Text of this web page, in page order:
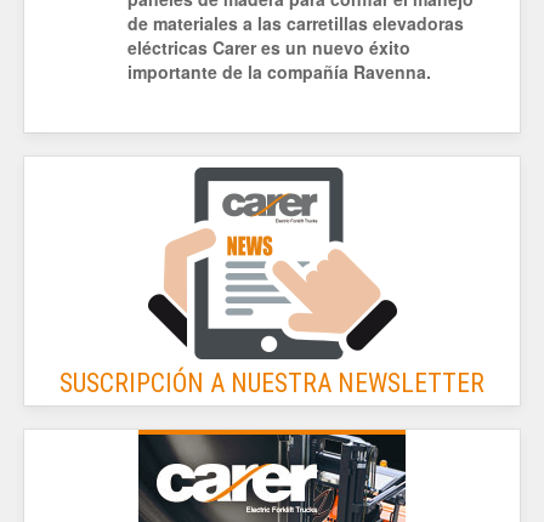
de materiales a las carretillas elevadoras
eléctricas Carer es un nuevo éxito
importante de la compañía Ravenna.
SUSCRIPCIÓN A NUESTRA NEWSLETTER